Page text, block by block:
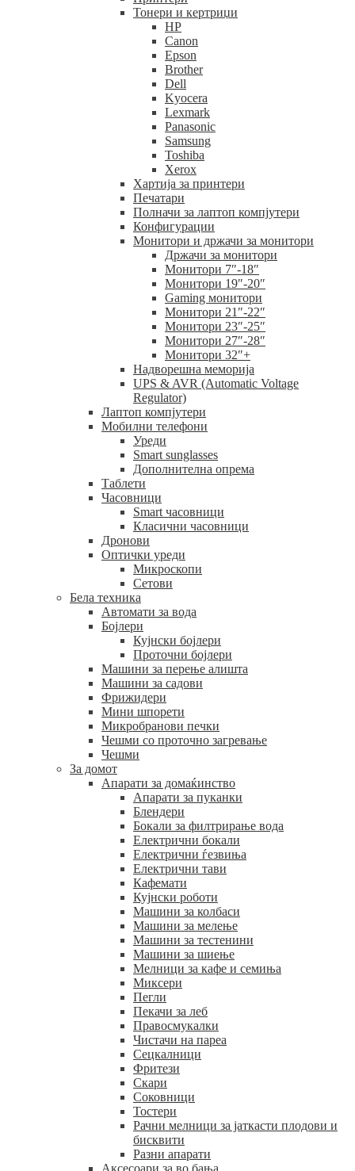
Тонери и кертриџи
HP
Canon
Epson
Brother
Dell
Kyocera
Lexmark
Panasonic
Samsung
Toshiba
Xerox
Хартија за принтери
Печатари
Полначи за лаптоп компјутери
Конфигурации
Монитори и држачи за монитори
Држачи за монитори
Монитори 7″-18″
Монитори 19″-20″
Gaming монитори
Монитори 21″-22″
Монитори 23″-25″
Монитори 27″-28″
Монитори 32″+
Надворешна меморија
UPS & AVR (Automatic Voltage
Regulator)
Лаптоп компјутери
Мобилни телефони
Уреди
Smart sunglasses
Дополнителна опрема
Таблети
Часовници
Smart часовници
Класични часовници
Дронови
Оптички уреди
Микроскопи
Сетови
Бела техника
Автомати за вода
Бојлери
Кујнски бојлери
Проточни бојлери
Машини за перење алишта
Машини за садови
Фрижидери
Мини шпорети
Микробранови печки
Чешми со проточно загревање
Чешми
За домот
Апарати за домаќинство
Апарати за пуканки
Блендери
Бокали за филтрирање вода
Електрични бокали
Електрични ѓезвиња
Електрични тави
Кафемати
Кујнски роботи
Машини за колбаси
Машини за мелење
Машини за тестенини
Машини за шиење
Мелници за кафе и семиња
Миксери
Пегли
Пекачи за леб
Правосмукалки
Чистачи на пареа
Сецкалници
Фритези
Скари
Соковници
Тостери
Рачни мелници за јаткасти плодови и
бисквити
Разни апарати
Аксесоари за во бања